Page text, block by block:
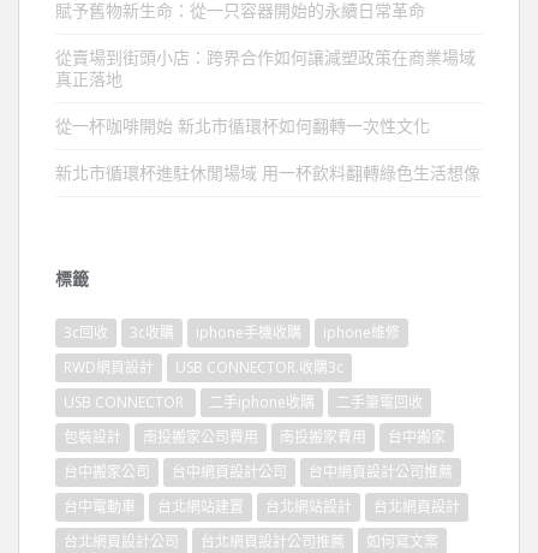
賦予舊物新生命：從一只容器開始的永續日常革命
從賣場到街頭小店：跨界合作如何讓減塑政策在商業場域
真正落地
從一杯咖啡開始 新北市循環杯如何翻轉一次性文化
新北市循環杯進駐休閒場域 用一杯飲料翻轉綠色生活想像
標籤
3c回收 3c收購 iphone手機收購
iphone維修
RWD網頁設計
USB CONNECTOR.收購3c
USB CONNECTOR
二手iphone收購
二手筆電回收
包裝設計
南投搬家公司費用 南投搬家費用
台中搬家
台中搬家公司
台中網頁設計公司
台中網頁設計公司推薦
台中電動車
台北網站建置 台北網站設計
台北網頁設計
台北網頁設計公司
台北網頁設計公司推薦
如何寫文案